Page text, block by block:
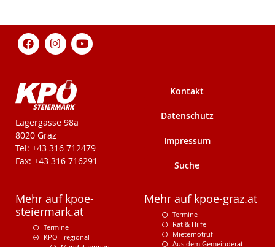
KPÖ-Steiermark
Lagergasse 98a
8020 Graz
Tel: +43 316 712479
Fax: +43 316 716291
Kontakt
Datenschutz
Impressum
Suche
Mehr auf kpoe-
steiermark.at
Termine
KPÖ - regional
Mehr auf kpoe-graz.at
Termine
Rat & Hilfe
Mieternotruf
Aus dem Gemeinderat